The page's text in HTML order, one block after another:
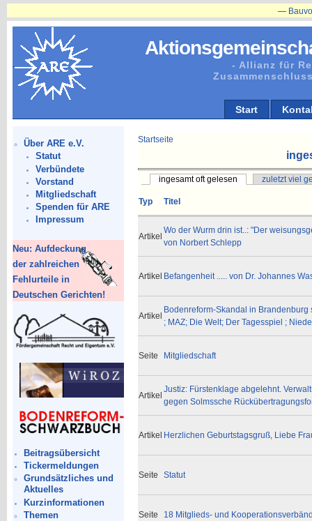
- Allianz für
Start
Über ARE e.V.
Statut
Verbündete
Vorstand
Mitgliedschaft
Spenden für ARE
Impressum
Neu: Aufdeckung
der zahlreichen
Fehlurteile in
Deutschen Gerichten!
Beitragsübersicht
Tickermeldungen
Grundsätzliches und
Aktuelles
Kurzinformationen
Themen
Startseite
ingesamt oft gelesen zuletzt viel
Typ Titel
Artikel
Wo der Wurm drin ist..: "Der
von Norbert Schlepp
Artikel Befangenheit ..... von Dr. Johannes
Artikel
Bodenreform-Skandal in Brandenburg
; MAZ; Die Welt; Der Tagesspiel ;
Seite Mitgliedschaft
Artikel
Justiz: Fürstenklage abgelehnt.
gegen Solmssche
Artikel Herzlichen Geburtstagsgruß, Liebe
Seite Statut
Seite 18 Mitglieds- und